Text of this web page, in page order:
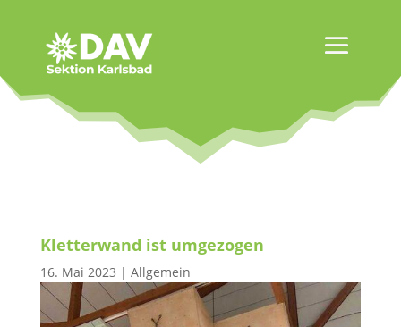
Kletterwand ist umgezogen
16. Mai 2023 | Allgemein